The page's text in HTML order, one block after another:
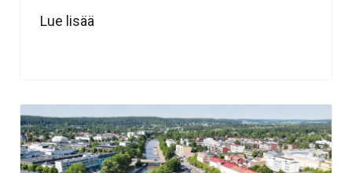
Lue lisää